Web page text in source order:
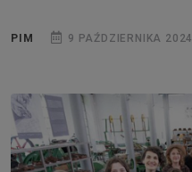
PIM 9 PAŹDZIERNIKA 2024